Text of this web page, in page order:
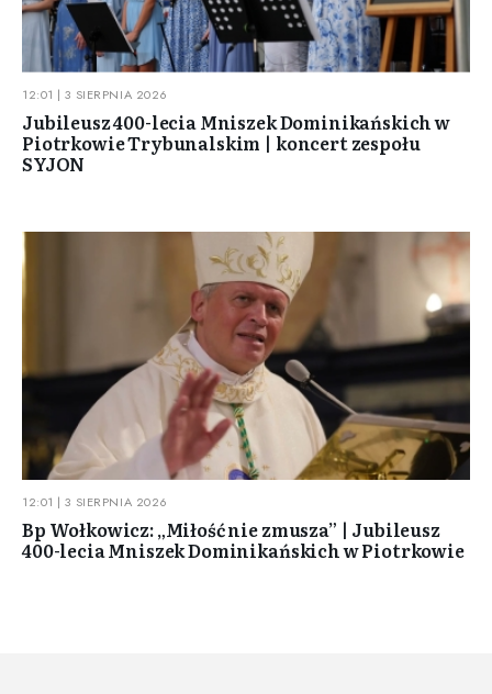
12:01 | 3 SIERPNIA 2026
Jubileusz 400-lecia Mniszek Dominikańskich w
Piotrkowie Trybunalskim | koncert zespołu
SYJON
12:01 | 3 SIERPNIA 2026
Bp Wołkowicz: „Miłość nie zmusza” | Jubileusz
400-lecia Mniszek Dominikańskich w Piotrkowie